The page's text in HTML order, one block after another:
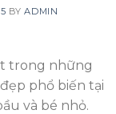
BYADMIN
trong những
phổ biến tại
và bé nhỏ.